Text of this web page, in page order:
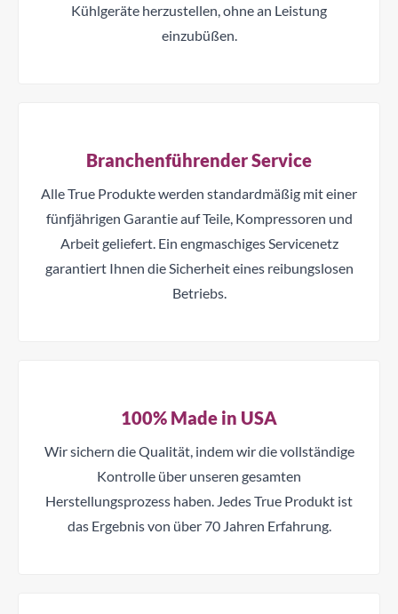
Kühlgeräte herzustellen, ohne an Leistung
einzubüßen.
Branchenführender Service
Alle True Produkte werden standardmäßig mit einer
fünfjährigen Garantie auf Teile, Kompressoren und
Arbeit geliefert. Ein engmaschiges Servicenetz
garantiert Ihnen die Sicherheit eines reibungslosen
Betriebs.
100% Made in USA
Wir sichern die Qualität, indem wir die vollständige
Kontrolle über unseren gesamten
Herstellungsprozess haben. Jedes True Produkt ist
das Ergebnis von über 70 Jahren Erfahrung.